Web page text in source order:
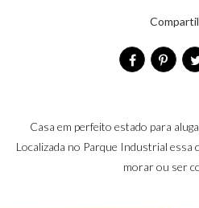
Casa em perfeito estado para
Localizada no Parque Industrial essa
morar ou ser